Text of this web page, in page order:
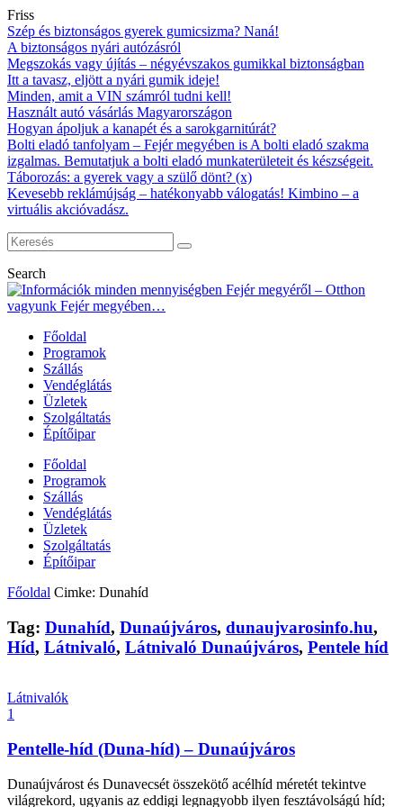
Friss
Szép és biztonságos gyerek gumicsizma? Naná!
A biztonságos nyári autózásról
Megszokás vagy újítás – négyévszakos gumikkal biztonságban
Itt a tavasz, eljött a nyári gumik ideje!
Minden, amit a VIN számról tudni kell!
Használt autó vásárlás Magyarországon
Hogyan ápoljuk a kanapét és a sarokgarnitúrát?
Bolti eladó tanfolyam – Fejér megyében is A bolti eladó szakma
izgalmas. Bemutatjuk a bolti eladó munkaterületeit és készségeit.
Táborozás: a gyerek vagy a szülő dönt? (x)
Kevesebb reklámújság – hatékonyabb válogatás! Kimbino – a
virtuális akcióvadász.
Search
Főoldal
Programok
Szállás
Vendéglátás
Üzletek
Szolgáltatás
Építőipar
Főoldal
Programok
Szállás
Vendéglátás
Üzletek
Szolgáltatás
Építőipar
Főoldal Cimke: Dunahíd
Tag: Dunahíd, Dunaújváros, dunaujvarosinfo.hu,
Híd, Látnivaló, Látnivaló Dunaújváros, Pentele híd
Látnivalók
1
Pentelle-híd (Duna-híd) – Dunaújváros
Dunaújvárost és Dunavecsét összekötő acélhíd méretét tekintve
világrekord, ugyanis az eddigi legnagyobb ilyen fesztávolságú híd;